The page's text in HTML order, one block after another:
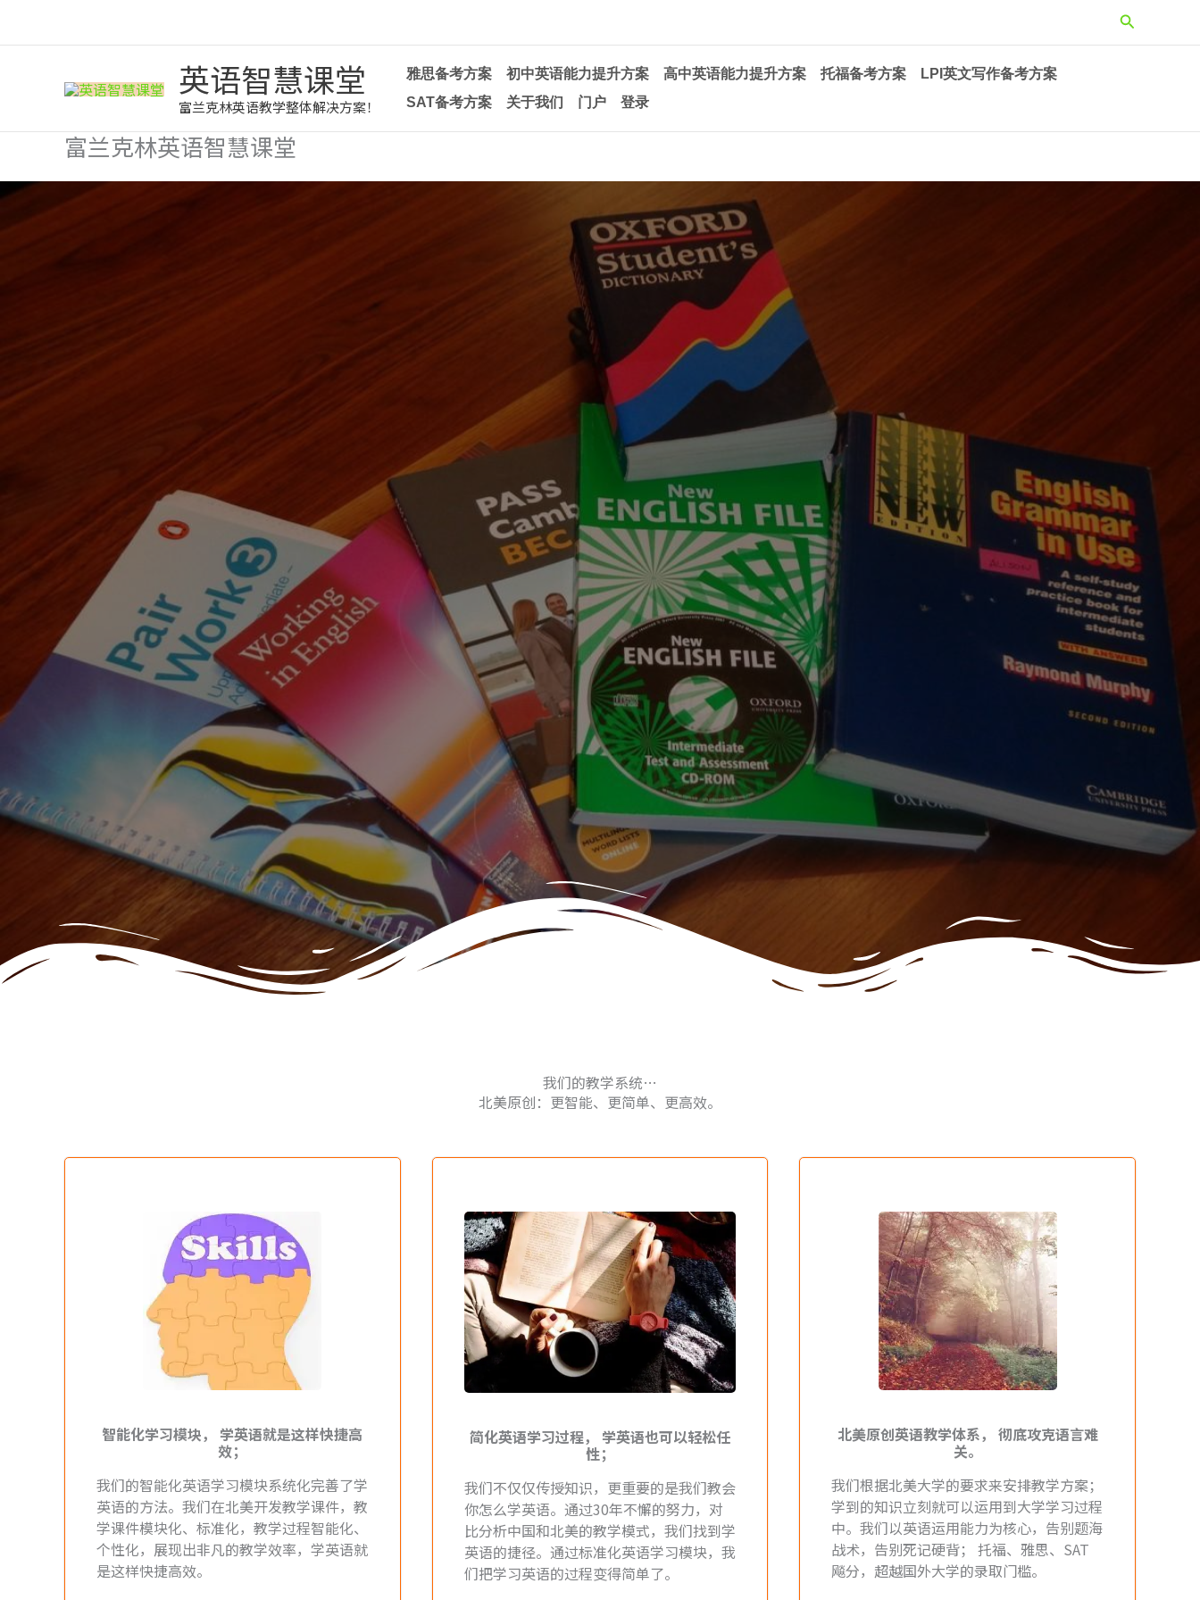
内
搜
索
英语智慧课堂
富兰克林英语教学整体解决方案！
雅思备考方案 初中英语能力提升方案 高中英语能力提升方案 托福备考方案
LPI英文写作备考方案
SAT备考方案
关于我们 门户 登录
富兰克林英语智慧课堂
我们的教学系统…
北美原创：更智能、更简单、更高效。
智能化学习模块， 学英语就是这样快捷高
效；
我们的智能化英语学习模块系统化完善了学
英语的方法。我们在北美开发教学课件，教
学课件模块化、标准化，教学过程智能化、
个性化，展现出非凡的教学效率，学英语就
是这样快捷高效。
简化英语学习过程， 学英语也可以轻松任
性；
我们不仅仅传授知识，更重要的是我们教会
你怎么学英语。通过30年不懈的努力，对
比分析中国和北美的教学模式，我们找到学
英语的捷径。通过标准化英语学习模块，我
们把学习英语的过程变得简单了。
北美原创英语教学体系， 彻底攻克语言难
关。
我们根据北美大学的要求来安排教学方案；
学到的知识立刻就可以运用到大学学习过程
中。我们以英语运用能力为核心，告别题海
战术，告别死记硬背； 托福、雅思、SAT
飚分，超越国外大学的录取门槛。